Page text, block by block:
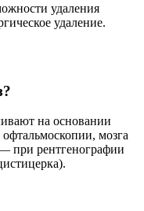
удаления
удаление.
на основании
мозга
при рентгенографии